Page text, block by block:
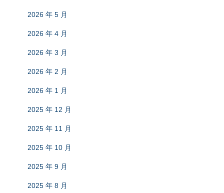
2026 年 5 月
2026 年 4 月
2026 年 3 月
2026 年 2 月
2026 年 1 月
2025 年 12 月
2025 年 11 月
2025 年 10 月
2025 年 9 月
2025 年 8 月